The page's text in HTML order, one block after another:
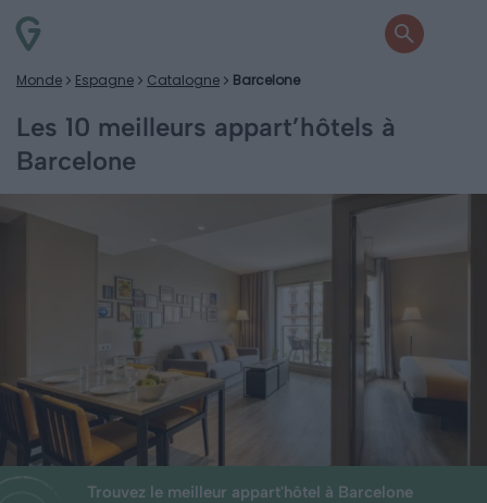
Monde Espagne Catalogne Barcelone
Les 10 meilleurs appart’hôtels à
Barcelone
Trouvez le meilleur appart'hôtel à Barcelone